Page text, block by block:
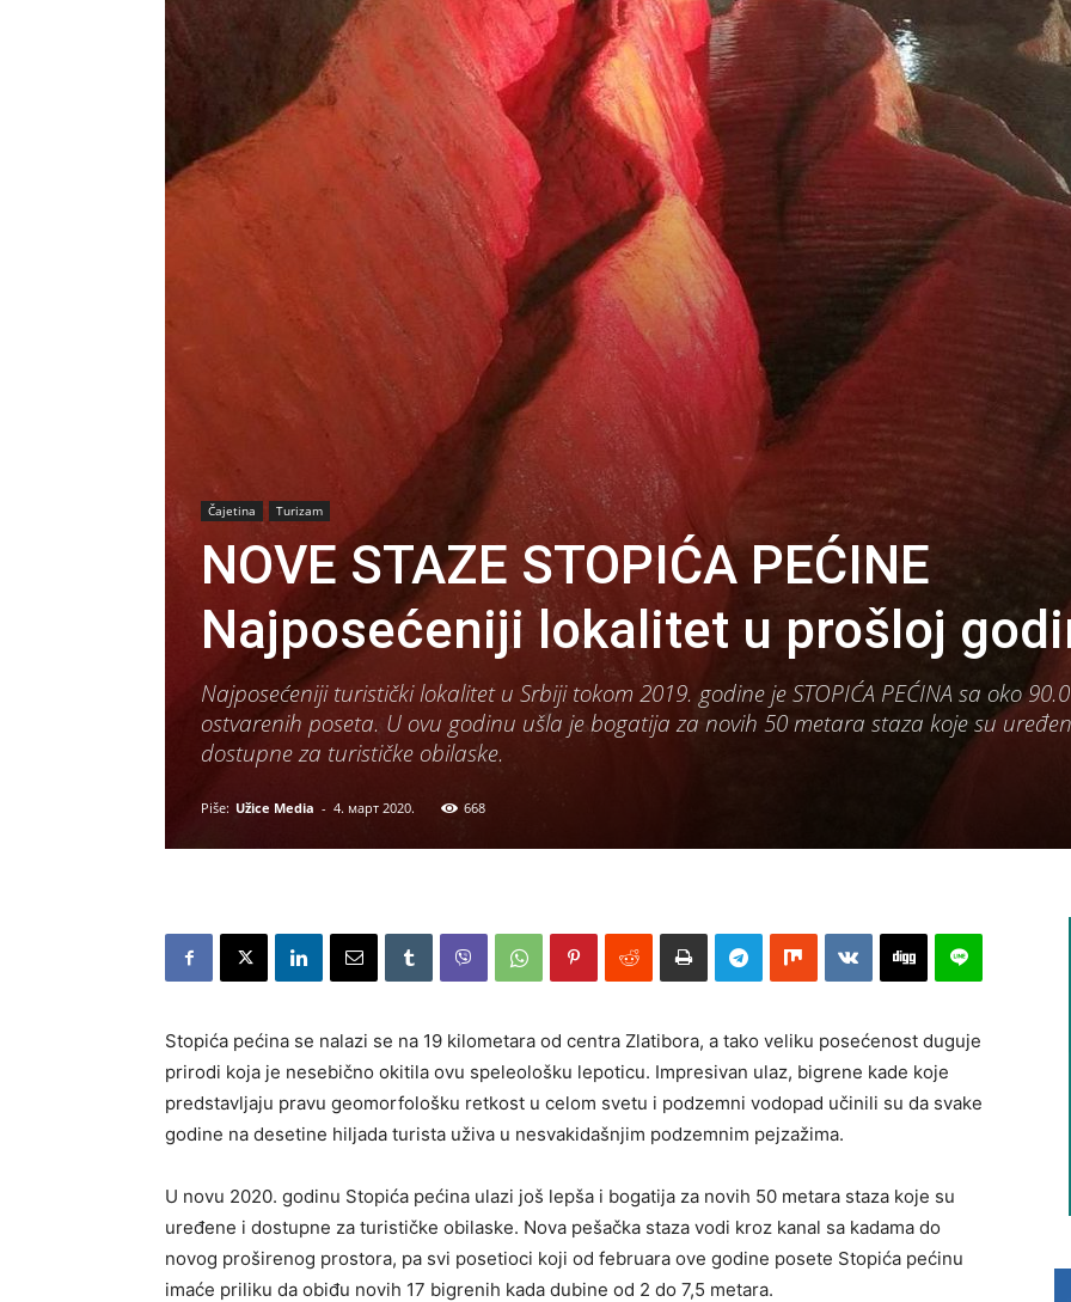
Čajetina Turizam
NOVE STAZE STOPIĆA PEĆINE
Najposećeniji lokalitet u prošloj
Najposećeniji turistički lokalitet u Srbiji tokom 2019. godine je STOPIĆA PEĆINA sa oko
ostvarenih poseta. U ovu godinu ušla je bogatija za novih 50 metara staza koje su
dostupne za turističke obilaske.
Piše: Užice Media - 4. март 2020. 668
Stopića pećina se nalazi se na 19 kilometara od centra Zlatibora, a tako veliku posećenost duguje
prirodi koja je nesebično okitila ovu speleološku lepoticu. Impresivan ulaz, bigrene kade koje
predstavljaju pravu geomorfološku retkost u celom svetu i podzemni vodopad učinili su da svake
godine na desetine hiljada turista uživa u nesvakidašnjim podzemnim pejzažima.
U novu 2020. godinu Stopića pećina ulazi još lepša i bogatija za novih 50 metara staza koje su
uređene i dostupne za turističke obilaske. Nova pešačka staza vodi kroz kanal sa kadama do
novog proširenog prostora, pa svi posetioci koji od februara ove godine posete Stopića pećinu
imaće priliku da obiđu novih 17 bigrenih kada dubine od 2 do 7,5 metara.